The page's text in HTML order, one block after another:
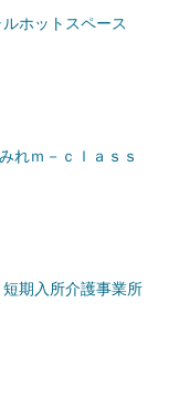
ホットスペース
れｍ－ｃｌａｓｓ
期入所介護事業所